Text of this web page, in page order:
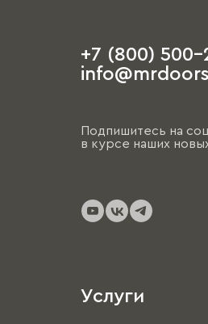
+7 (800) 500-
Подпишитесь на
в курсе наших
Услуги